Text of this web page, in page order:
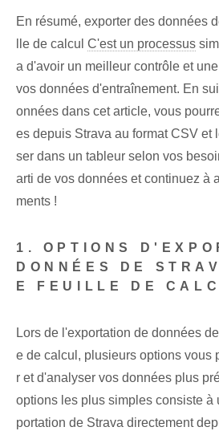
En résumé, exporter des données
lle de calcul C'est un processus
a d'avoir un meilleur contrôle et
vos données d'entraînement. En
onnées dans cet article, vous
es depuis Strava au format CSV et
ser dans un tableur selon vos
arti de vos données et continuez à
ments !
1. OPTIONS
DONNÉES DE
E FEUILLE DE
Lors de l'exportation de données
e de calcul, plusieurs options vous
r et d'analyser vos données‍ plus
options les plus simples consiste à
portation de Strava directement